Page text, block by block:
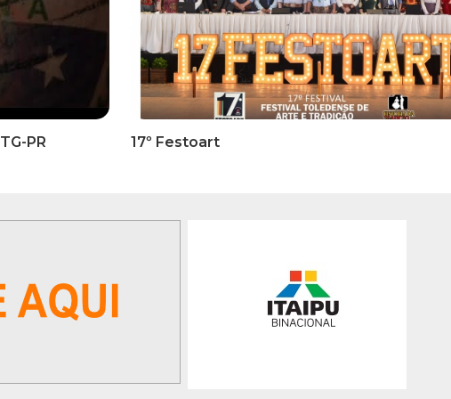
INFORMATIVOS
COMUNICADO OFICIAL -
Inscrições Para A 1ª Etapa
Classificatória Do 35º FEPART,
Que Ocorrerá Do Dia 05 Ao Dia
07 De Junho De 2026
INFORMATIVOS
EDITAL 3/2026 –
INSCRIÇÕES 1ª ETAPA
CLASSIFICATÓRIA DO 35°
FEPART